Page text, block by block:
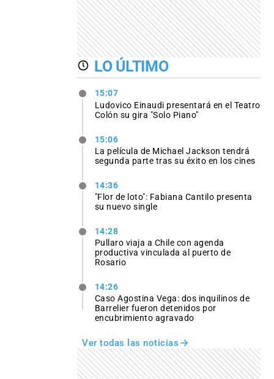
LO ÚLTIMO
15:07
Ludovico Einaudi presentará en el Teatro
Colón su gira "Solo Piano"
15:06
La película de Michael Jackson tendrá
segunda parte tras su éxito en los cines
14:36
"Flor de loto": Fabiana Cantilo presenta
su nuevo single
14:28
Pullaro viaja a Chile con agenda
productiva vinculada al puerto de
Rosario
14:26
Caso Agostina Vega: dos inquilinos de
Barrelier fueron detenidos por
encubrimiento agravado
Ver todas las noticias